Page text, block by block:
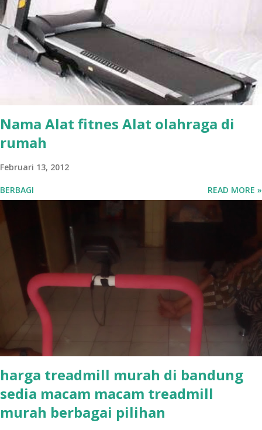
maksimal. - Meningkatkan stamina dan kebugaran tubuh. -
Membantu menurunkan berat badan secara efektif.
Spesifikasi : - Material : PP, Rubbe , dan Besi - Fungsi :
Melatih otot pinggul, otot perut, otot paha dan otot kaki -
Max berat : 100 KG - Dimensi kemasan : 90 x 14 x 50 Cm -
Dimensi produk : 87 x 49 x 128 cm - NW/GW : 11/12,5 KG -
Warna : Merah, Orange, Biru Melayani:...
Nama Alat fitnes Alat olahraga di
rumah
Februari 13, 2012
BERBAGI READ MORE »
harga treadmill murah di bandung
sedia macam macam treadmill
murah berbagai pilihan